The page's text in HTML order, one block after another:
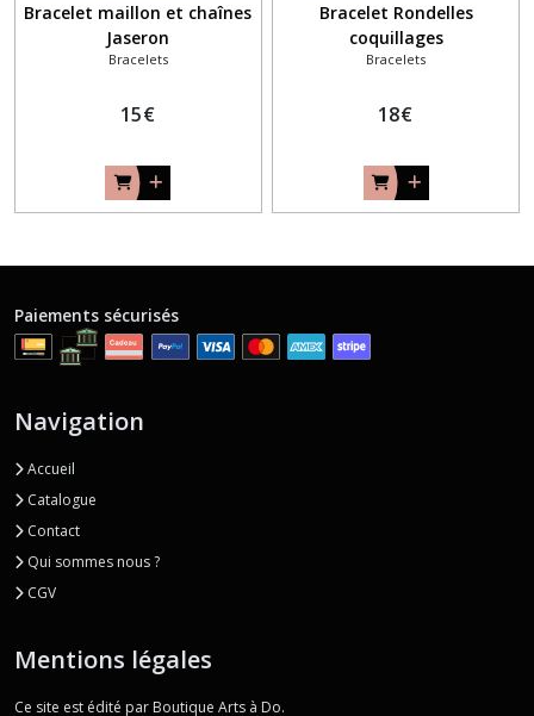
Bracelet maillon et chaînes
Jaseron
Bracelets
15€
Bracelet Rondelles
coquillages
Bracelets
18€
Paiements sécurisés
Navigation
Accueil
Catalogue
Contact
Qui sommes nous ?
CGV
Mentions légales
Ce site est édité par Boutique Arts à Do.